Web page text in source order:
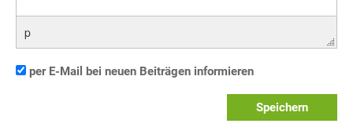
p
per E-Mail bei neuen Beiträgen informieren
Speichern